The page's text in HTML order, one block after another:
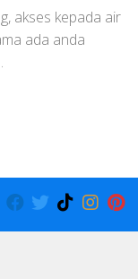
akses kepada air
ada anda